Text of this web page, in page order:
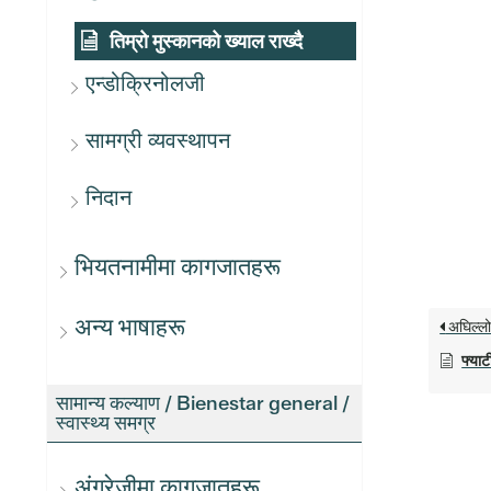
तिम्रो मुस्कानको ख्याल राख्दै
एन्डोक्रिनोलजी
सामग्री व्यवस्थापन
निदान
भियतनामीमा कागजातहरू
अन्य भाषाहरू
सामान्य कल्याण / Bienestar general /
स्वास्थ्य समग्र
अघिल्लो